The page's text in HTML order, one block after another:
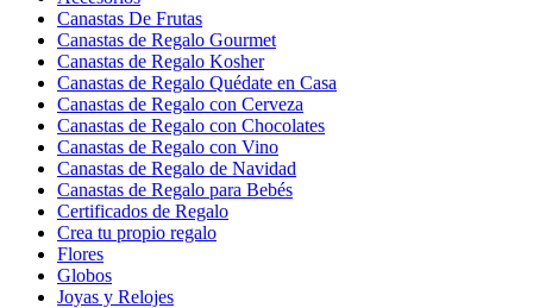
Canastas De Frutas
Canastas de Regalo Gourmet
Canastas de Regalo Kosher
Canastas de Regalo Quédate en Casa
Canastas de Regalo con Cerveza
Canastas de Regalo con Chocolates
Canastas de Regalo con Vino
Canastas de Regalo de Navidad
Canastas de Regalo para Bebés
Certificados de Regalo
Crea tu propio regalo
Flores
Globos
Joyas y Relojes